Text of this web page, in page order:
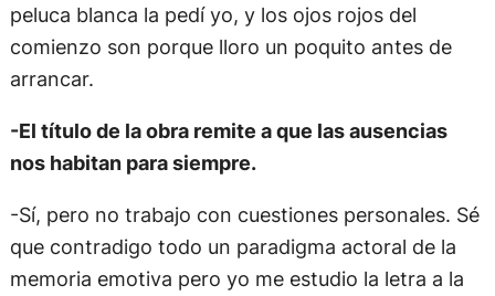
peluca blanca la pedí yo, y los ojos rojos del
comienzo son porque lloro un poquito antes de
arrancar.
-El título de la obra remite a que las ausencias
nos habitan para siempre.
-Sí, pero no trabajo con cuestiones personales. Sé
que contradigo todo un paradigma actoral de la
memoria emotiva pero yo me estudio la letra a la